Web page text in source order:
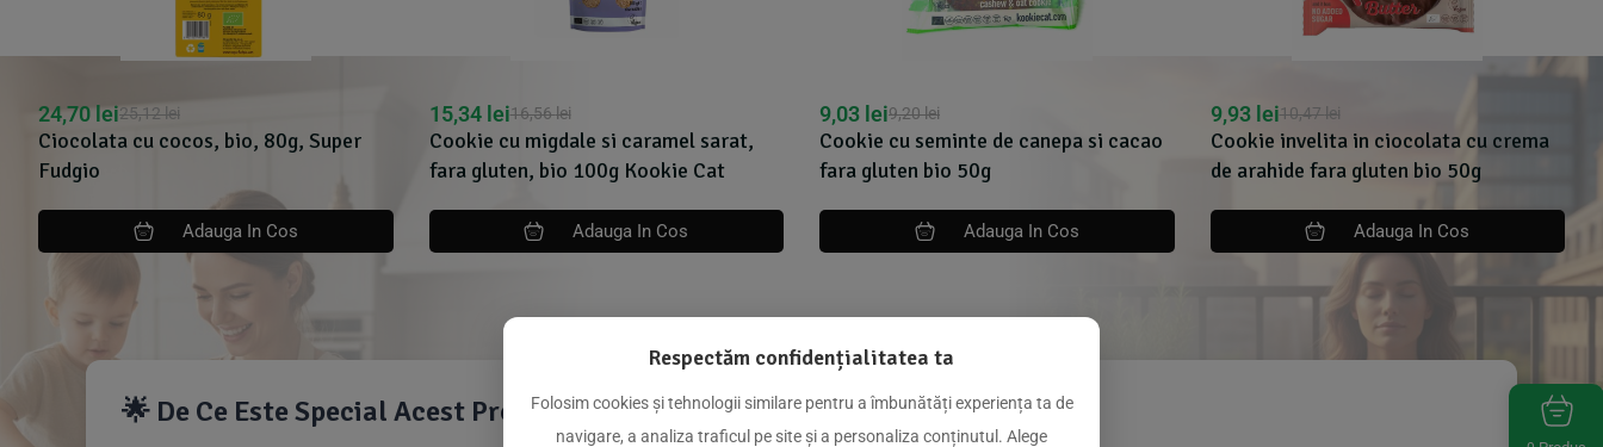
Ciocolata cu cocos, bio, 80g, Super
Fudgio
25,12lei
24,70lei
Adauga In Cos
Cookie cu migdale si caramel sarat,
fara gluten, bio 100g Kookie Cat
16,56lei
15,34 lei
Adauga In Cos
Cookie cu seminte de canepa si cacao
fara gluten bio 50g
9,20lei
9,03 lei
Adauga In Cos
Cookie invelita in ciocolata cu crema
de arahide fara gluten bio 50g
10,47lei
9,93 lei
Adauga In Cos
🌟 De Ce Este Special Acest Produs
Respectăm confidențialitatea ta
Folosim cookies și tehnologii similare pentru a îmbunătăți experiența ta de
navigare, a analiza traficul pe site și a personaliza conținutul. Alege